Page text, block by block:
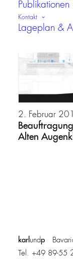
Publikationen
Kontakt
Lageplan &
2. Februar
Alten
karl undp
Tel. +49 89-